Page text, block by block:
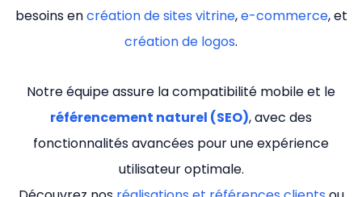
besoins encréation de sites vitrine,e-commerce, et
création de logos.
Notre équipe assure la compatibilité mobile et le
référencement naturel (SEO), avec des
fonctionnalités avancées pour une expérience
utilisateur optimale.